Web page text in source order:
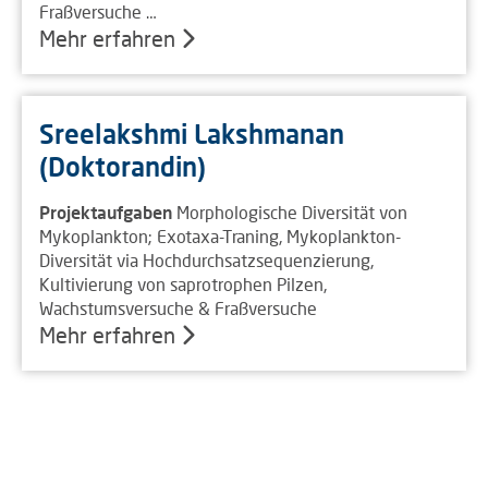
Fraßversuche …
Mehr erfahren
Sreelakshmi Lakshmanan
(Doktorandin)
Projektaufgaben Morphologische Diversität von
Mykoplankton; Exotaxa-Traning, Mykoplankton-
Diversität via Hochdurchsatzsequenzierung,
Kultivierung von saprotrophen Pilzen,
Wachstumsversuche & Fraßversuche
Mehr erfahren